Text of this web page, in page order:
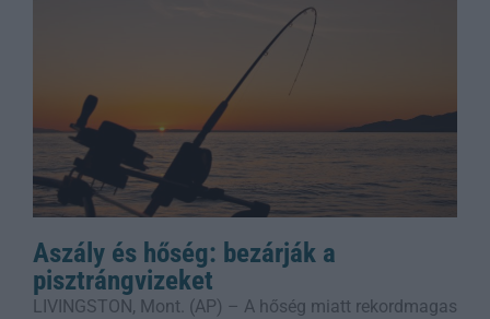
Aszály és hőség: bezárják a
pisztrángvizeket
LIVINGSTON, Mont. (AP) – A hőség miatt rekordmagas